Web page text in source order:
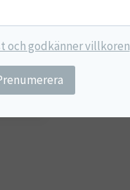
och godkänner villkoren